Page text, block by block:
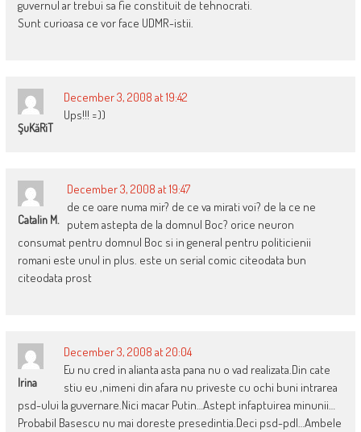
guvernul ar trebui sa fie constituit de tehnocrati.
Sunt curioasa ce vor face UDMR-istii.
ŞuKăRiT
December 3, 2008 at 19:42
Ups!!! =))
Catalin M.
December 3, 2008 at 19:47
de ce oare numa mir? de ce va mirati voi? de la ce ne
putem astepta de la domnul Boc? orice neuron
consumat pentru domnul Boc si in general pentru politicienii
romani este unul in plus. este un serial comic citeodata bun
citeodata prost
Irina
December 3, 2008 at 20:04
Eu nu cred in alianta asta pana nu o vad realizata.Din cate
stiu eu ,nimeni din afara nu priveste cu ochi buni intrarea
psd-ului la guvernare.Nici macar Putin…Astept infaptuirea minunii…
Probabil Basescu nu mai doreste presedintia.Deci psd-pdl…Ambele